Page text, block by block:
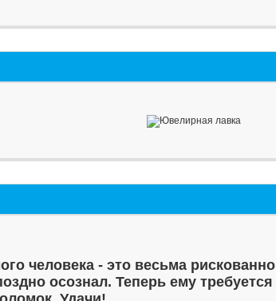
человека - это весьма рискованно
осознал. Теперь ему требуется